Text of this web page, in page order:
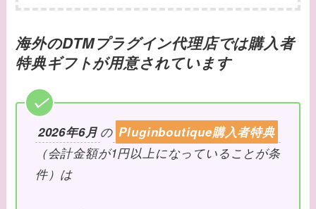
海外のDTMプラグイン代理店では購入者
特典ギフトが用意されています
2026年6月 の Pluginboutique購入者特典
（会計金額が1円以上になっていることが条
件）は